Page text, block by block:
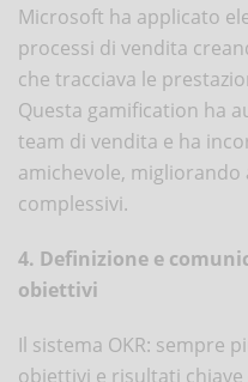
Microsoft ha applicato
processi di vendita
che tracciava le
Questa gamification ha
team di vendita e ha
amichevole,
complessivi.
4. Definizione e
obiettivi
Il sistema OKR: sempre
obiettivi e risultati chiave